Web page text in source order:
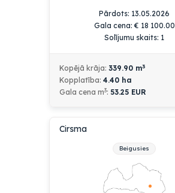
Pārdots: 13.05.2026
Gala cena:€ 18 100.00
Solījumu skaits: 1
Kopējā krāja: 339.90 m3
Kopplatība: 4.40 ha
Gala cena m3: 53.25 EUR
Cirsma
Beigusies